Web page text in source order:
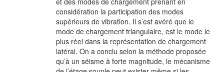
considération la participation des modes
supérieurs de vibration. Il s’est avéré que le
mode de chargement triangulaire, est le mode le
plus réel dans la représentation de chargement
latéral. On a conclu selon la méthode proposée
qu’à un séisme à forte magnitude, le mécanisme